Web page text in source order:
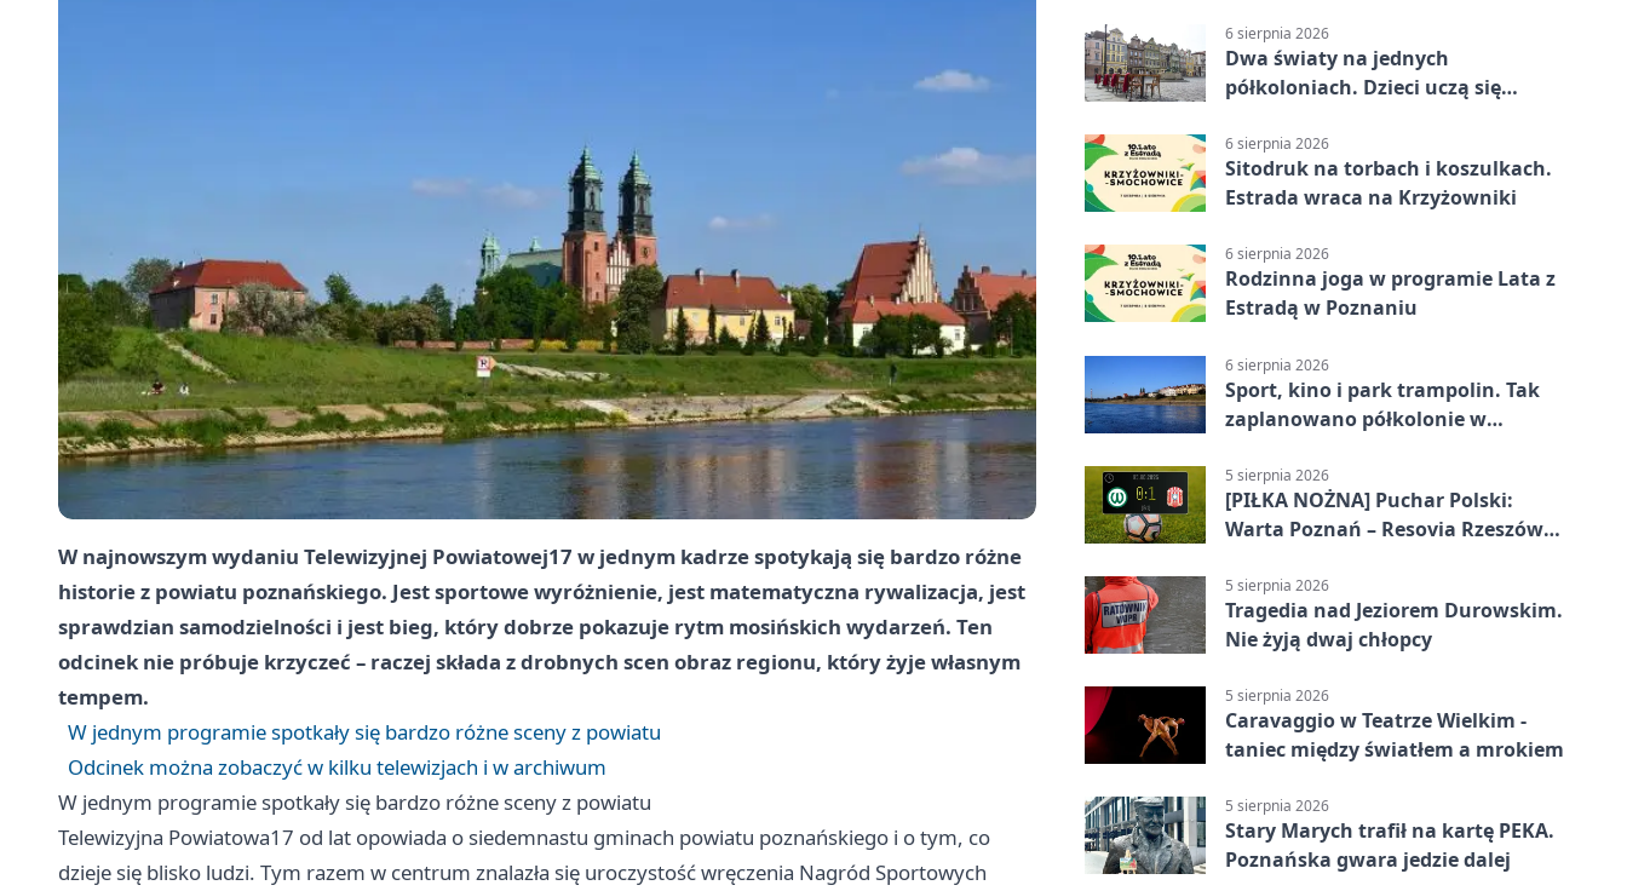
W najnowszym wydaniu Telewizyjnej Powiatowej17 w jednym kadrze spotykają się bardzo różne
historie z powiatu poznańskiego. Jest sportowe wyróżnienie, jest matematyczna rywalizacja, jest
sprawdzian samodzielności i jest bieg, który dobrze pokazuje rytm mosińskich wydarzeń. Ten
odcinek nie próbuje krzyczeć – raczej składa z drobnych scen obraz regionu, który żyje własnym
tempem.
W jednym programie spotkały się bardzo różne sceny z powiatu
Odcinek można zobaczyć w kilku telewizjach i w archiwum
W jednym programie spotkały się bardzo różne sceny z powiatu
Telewizyjna Powiatowa17 od lat opowiada o siedemnastu gminach powiatu poznańskiego i o tym, co
dzieje się blisko ludzi. Tym razem w centrum znalazła się uroczystość wręczenia Nagród Sportowych
6 sierpnia 2026
Dwa światy na jednych
półkoloniach. Dzieci uczą się
6 sierpnia 2026
Sitodruk na torbach i koszulkach.
Estrada wraca na Krzyżowniki
6 sierpnia 2026
Rodzinna joga w programie Lata z
Estradą w Poznaniu
6 sierpnia 2026
Sport, kino i park trampolin. Tak
zaplanowano półkolonie w
5 sierpnia 2026
[PIŁKA NOŻNA] Puchar Polski:
Warta Poznań – Resovia Rzeszów
gospodarzy
5 sierpnia 2026
Tragedia nad Jeziorem Durowskim.
Nie żyją dwaj chłopcy
5 sierpnia 2026
Caravaggio w Teatrze Wielkim -
taniec między światłem a mrokiem
5 sierpnia 2026
Stary Marych trafił na kartę PEKA.
Poznańska gwara jedzie dalej